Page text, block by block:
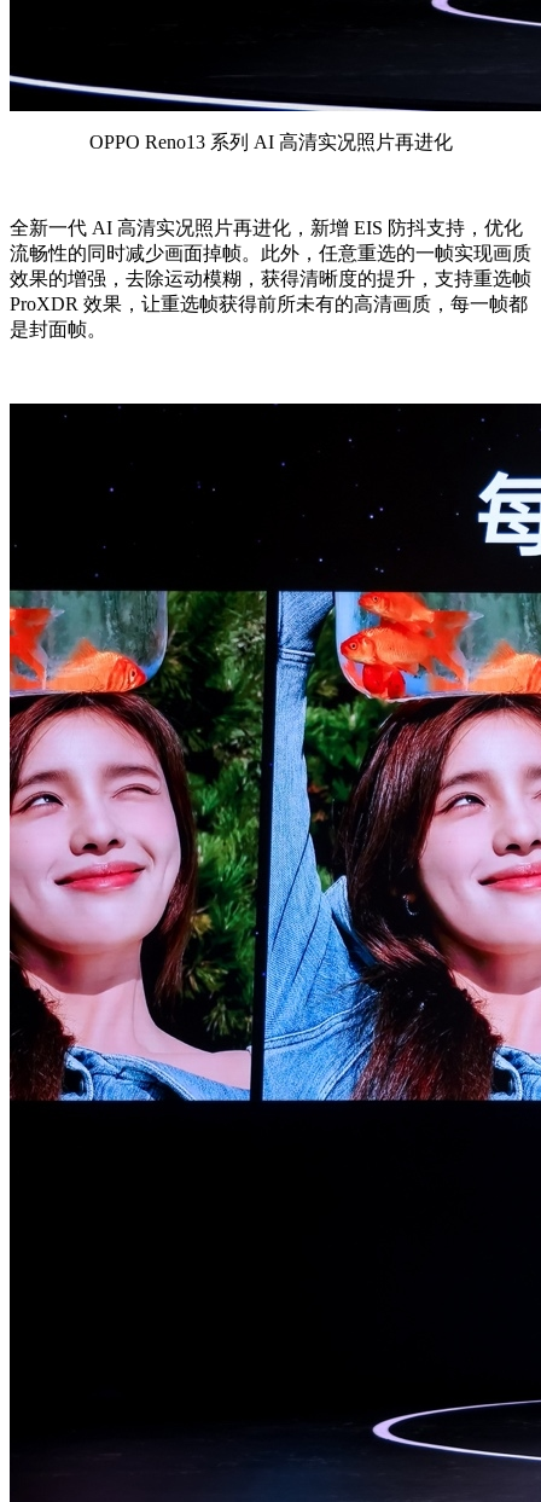
OPPO Reno13 系列 AI 高清实况照片再进化
全新一代 AI 高清实况照片再进化，新增 EIS 防抖支持，优化
流畅性的同时减少画面掉帧。此外，任意重选的一帧实现画质
效果的增强，去除运动模糊，获得清晰度的提升，支持重选帧
ProXDR 效果，让重选帧获得前所未有的高清画质，每一帧都
是封面帧。